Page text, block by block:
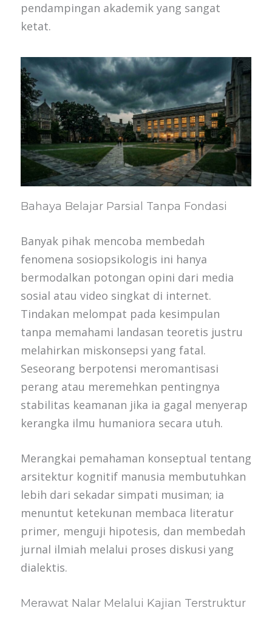
pendampingan akademik yang sangat
ketat.
Bahaya Belajar Parsial Tanpa Fondasi
Banyak pihak mencoba membedah
fenomena sosiopsikologis ini hanya
bermodalkan potongan opini dari media
sosial atau video singkat di internet.
Tindakan melompat pada kesimpulan
tanpa memahami landasan teoretis justru
melahirkan miskonsepsi yang fatal.
Seseorang berpotensi meromantisasi
perang atau meremehkan pentingnya
stabilitas keamanan jika ia gagal menyerap
kerangka ilmu humaniora secara utuh.
Merangkai pemahaman konseptual tentang
arsitektur kognitif manusia membutuhkan
lebih dari sekadar simpati musiman; ia
menuntut ketekunan membaca literatur
primer, menguji hipotesis, dan membedah
jurnal ilmiah melalui proses diskusi yang
dialektis.
Merawat Nalar Melalui Kajian Terstruktur